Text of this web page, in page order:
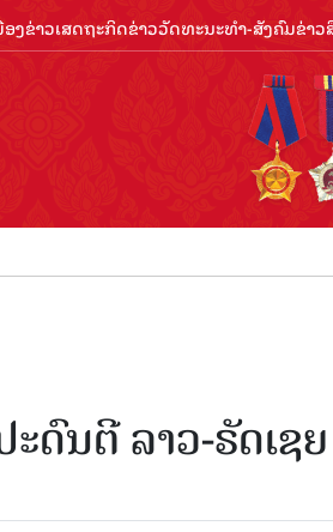
ງຂ່າວເສດຖະກິດຂ່າວວັດທະນະທຳ-ສັງຄົມຂ່າວ
ດົນຕີ ລາວ-ຣັດເ